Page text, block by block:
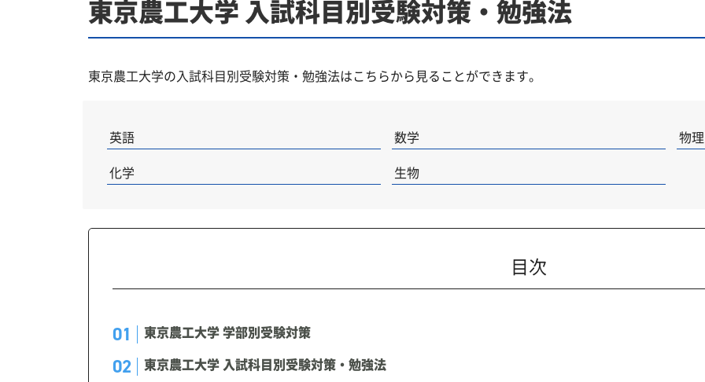
東京農工大学 入試科目別受験対策・勉強法
東京農工大学の入試科目別受験対策・勉強法はこちらから見ることができます。
英語 数学
物理
化学
生物
目次
東京農工大学 学部別受験対策
東京農工大学 入試科目別受験対策・勉強法